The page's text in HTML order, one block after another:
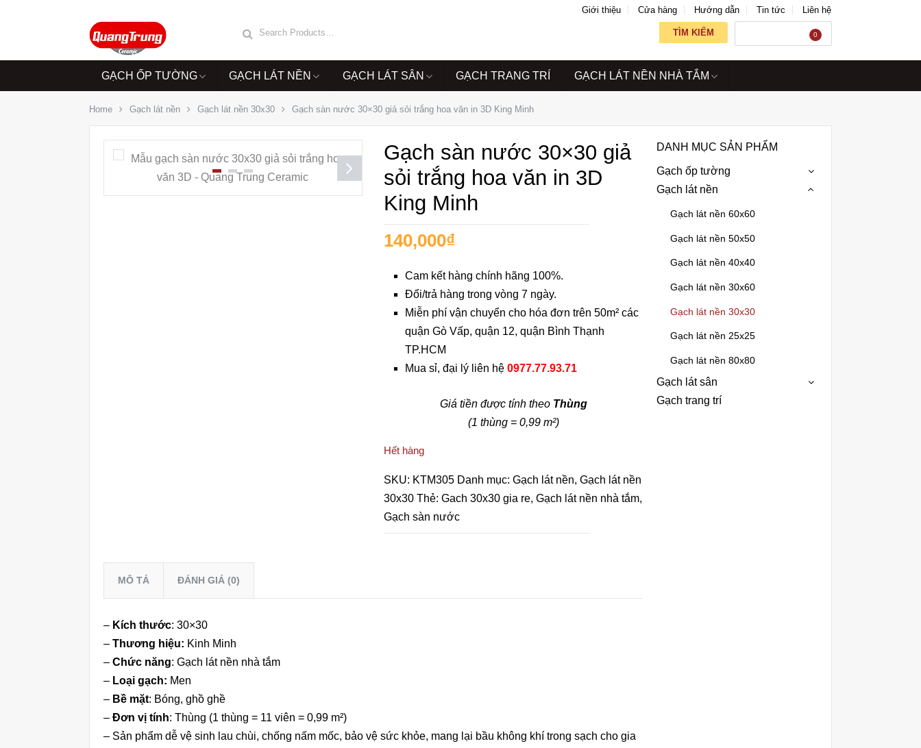
Giới thiệu Cửa hàng Hướng dẫn Tin tức Liên hệ
0
TÌM KIẾM
GẠCH ỐP TƯỜNG GẠCH LÁT NỀN GẠCH LÁT SÂN GẠCH TRANG TRÍ GẠCH LÁT NỀN NHÀ TẮM
Home Gạch lát nền Gạch lát nền 30x30 Gạch sàn nước 30×30 giả sỏi trắng hoa văn in 3D King Minh
Gạch sàn nước 30×30 giả
sỏi trắng hoa văn in 3D
King Minh
140,000₫
Cam kết hàng chính hãng 100%.
Đổi/trả hàng trong vòng 7 ngày.
Miễn phí vận chuyển cho hóa đơn trên 50m² các
quận Gò Vấp, quận 12, quận Bình Thạnh
TP.HCM
Mua sỉ, đại lý liên hệ 0977.77.93.71
Giá tiền được tính theoThùng
(1 thùng = 0,99 m²)
Hết hàng
SKU: KTM305 Danh mục:Gạch lát nền,Gạch lát nền
30x30 Thẻ:Gach 30x30 gia re,Gạch lát nền nhà tắm,
Gạch sàn nước
MÔ TẢ ĐÁNH GIÁ (0)
– Kích thước: 30×30
– Thương hiệu: Kinh Minh
– Chức năng: Gạch lát nền nhà tắm
– Loại gạch: Men
– Bề mặt: Bóng, ghồ ghề
– Đơn vị tính: Thùng (1 thùng = 11 viên = 0,99 m²)
– Sản phẩm dễ vệ sinh lau chùi, chống nấm mốc, bảo vệ sức khỏe, mang lại bầu không khí trong sạch cho gia
DANH MỤC SẢN PHẨM
Gạch ốp tường
Gạch lát nền
Gạch lát nền 60x60
Gạch lát nền 50x50
Gạch lát nền 40x40
Gạch lát nền 30x60
Gạch lát nền 30x30
Gạch lát nền 25x25
Gạch lát nền 80x80
Gạch lát sân
Gạch trang trí